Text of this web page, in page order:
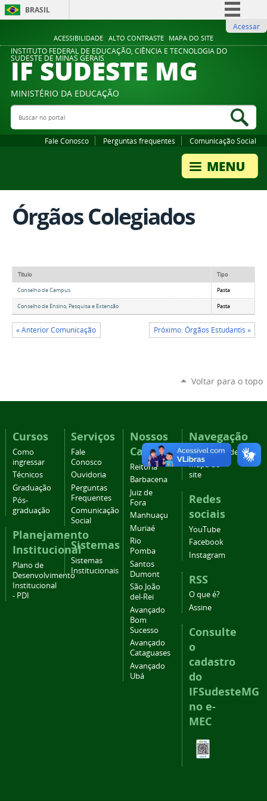
ACESSIBILIDADE ALTO CONTRASTE MAPA DO SITE
BRASIL
Comunica BR
Participe
Legislação
Acessar
INSTITUTO FEDERAL DE EDUCAÇÃO, CIÊNCIA E TECNOLOGIA DO
SUDESTE DE MINAS GERAIS
IF SUDESTE MG
MINISTÉRIO DA EDUCAÇÃO
Buscar no portal
Fale Conosco Perguntas frequentes Comunicação Social
Órgãos Colegiados
Título Tipo
Conselho de Campus Pasta
Conselho de Ensino, Pesquisa e Extensão Pasta
« Anterior Comunicação Próximo: Órgãos Estudantis »
Voltar para o topo
Cursos
Como
ingressar
Técnicos
Graduação
Pós-
graduação
Planejamento
Institucional
Plano de
Desenvolvimento
Institucional
- PDI
Serviços
Fale
Conosco
Ouvidoria
Perguntas
Frequentes
Comunicação
Social
Sistemas
Sistemas
Institucionais
Nossos
Campi
Reitoria
Barbacena
Juiz de
Fora
Manhuaçu
Muriaé
Rio
Pomba
Santos
Dumont
São João
del-Rei
Avançado
Bom
Sucesso
Avançado
Cataguases
Avançado
Ubá
Navegação
Acessibilidade
Mapa do
site
Redes
sociais
YouTube
Facebook
Instagram
RSS
O que é?
Assine
Consulte
o
cadastro
do
IFSudesteMG
no e-
MEC